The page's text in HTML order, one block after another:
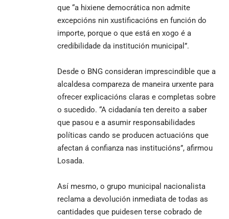
que “a hixiene democrática non admite
excepcións nin xustificacións en función do
importe, porque o que está en xogo é a
credibilidade da institución municipal”.
Desde o BNG consideran imprescindible que a
alcaldesa compareza de maneira urxente para
ofrecer explicacións claras e completas sobre
o sucedido. “A cidadanía ten dereito a saber
que pasou e a asumir responsabilidades
políticas cando se producen actuacións que
afectan á confianza nas institucións”, afirmou
Losada.
Así mesmo, o grupo municipal nacionalista
reclama a devolución inmediata de todas as
cantidades que puidesen terse cobrado de